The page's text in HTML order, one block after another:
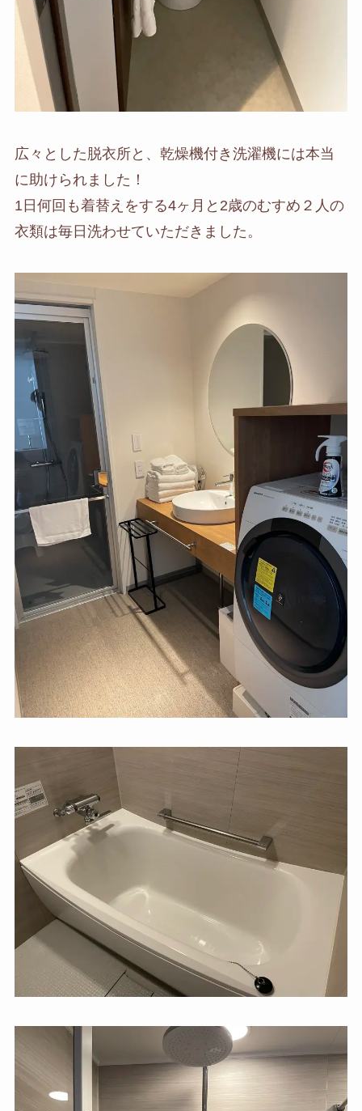
広々とした脱衣所と、乾燥機付き洗濯機には本当
に助けられました！
1日何回も着替えをする4ヶ月と2歳のむすめ２人の
衣類は毎日洗わせていただきました。